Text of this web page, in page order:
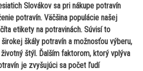
Slovákov sa pri nákupe potravín
potravín. Väčšina populácie našej
etikety na potravinách. Súvisí to
škály potravín a možnosťou výberu,
štýl. Ďalším faktorom, ktorý vplýva
je zvyšujúci sa počet ľudí